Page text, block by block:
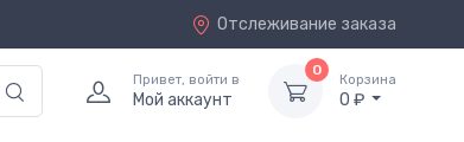
Отслеживание заказа
Привет, войти в
Мой аккаунт
0
Корзина
0 ₽